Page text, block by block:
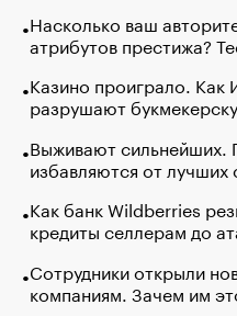
Насколько ваш
атрибутов престижа?
Казино проиграло. Как
разрушают
Выживают сильнейших.
избавляются от лучших
Как банк Wildberries
кредиты селлерам до
Сотрудники открыли
компаниям. Зачем им